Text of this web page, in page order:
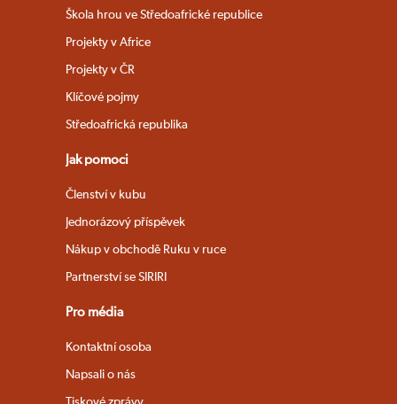
Škola hrou ve Středoafrické republice
Projekty v Africe
Projekty v ČR
Klíčové pojmy
Středoafrická republika
Jak pomoci
Členství v kubu
Jednorázový příspěvek
Nákup v obchodě Ruku v ruce
Partnerství se SIRIRI
Pro média
Kontaktní osoba
Napsali o nás